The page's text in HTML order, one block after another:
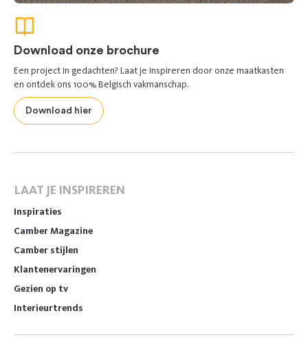
Download onze brochure
Een project in gedachten? Laat je inspireren door onze maatkasten
en ontdek ons 100% Belgisch vakmanschap.
Download hier
LAAT JE INSPIREREN
Inspiraties
Camber Magazine
Camber stijlen
Klantenervaringen
Gezien op tv
Interieurtrends